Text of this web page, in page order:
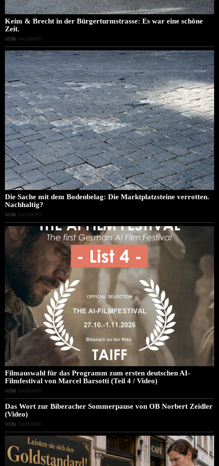
Keim & Brecht in der Bürgerturmstrasse: Es war eine schöne
Zeit.
VON GASPARD
Die Sache mit dem Bodenbelag: Die Marktplatzsteine verrotten.
Nachhaltig?
VON GASPARD
Filmauswahl für das Programm zum ersten deutschen AI-
Filmfestival von Marcel Barsotti (Teil 4 / Video)
VON GASPARD
Das Wort zur Biberacher Sommerpause von OB Norbert Zeidler
(Video)
VON GASPARD